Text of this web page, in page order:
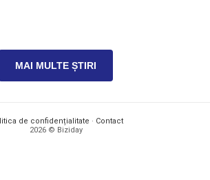
MAI MULTE ȘTIRI
de confidențialitate · Contact
2026 © Biziday